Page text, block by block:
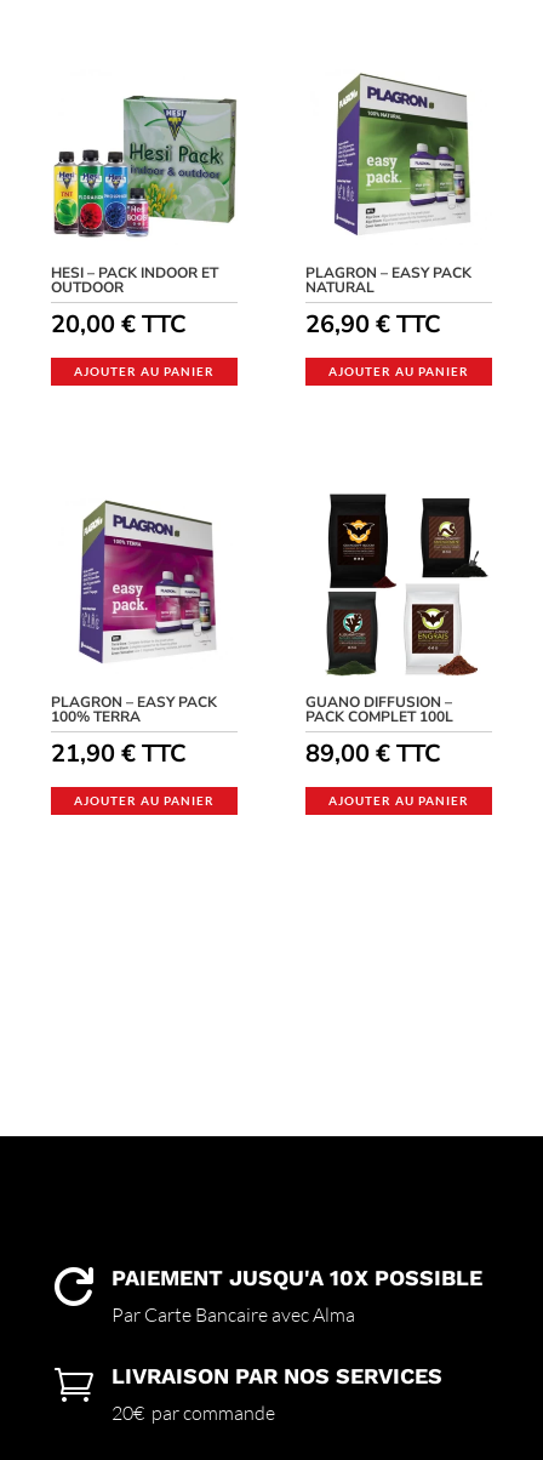
HESI – PACK INDOOR ET
OUTDOOR
20,00€ TTC
AJOUTER AU PANIER
PLAGRON – EASY PACK
NATURAL
26,90€TTC
AJOUTER AU PANIER
PLAGRON – EASY PACK
100% TERRA
21,90€ TTC
AJOUTER AU PANIER
GUANO DIFFUSION –
PACK COMPLET 100L
89,00€TTC
AJOUTER AU PANIER
 PAIEMENT JUSQU'A 10X POSSIBLE
Par Carte Bancaire avec Alma
 LIVRAISON PAR NOS SERVICES
20€ par commande